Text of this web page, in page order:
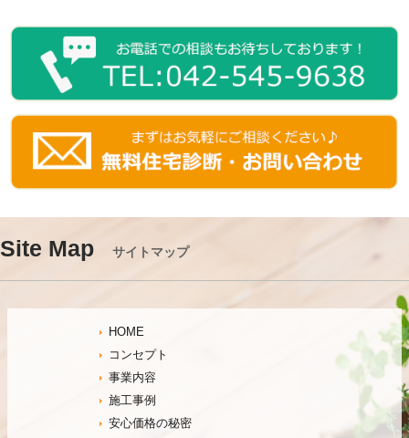
Site Map サイトマップ
HOME
コンセプト
事業内容
施工事例
安心価格の秘密